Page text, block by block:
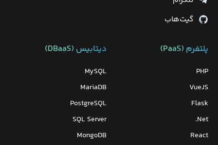
گیت‌هاب
پلتفرم (PaaS)
PHP
VueJS
Flask
Net.
React
دیتابیس‌ (DBaaS)
MySQL
MariaDB
PostgreSQL
SQL Server
MongoDB